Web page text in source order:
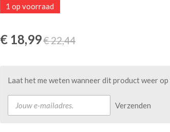
1 op voorraad
€ 18,99€ 22,44
Laat het me weten wanneer dit product weer
Verzenden